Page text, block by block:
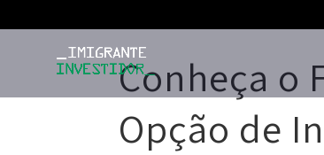
Conheça o
Opção de